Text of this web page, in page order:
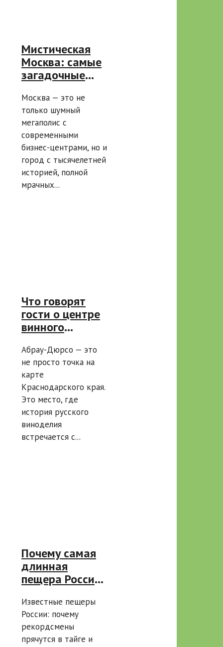
Мистическая
Москва: самые
загадочные
Кремля до
Сокольников
Москва — это не
только шумный
мегаполис с
современными
бизнес-центрами, но и
город с тысячелетней
историей, полной
мрачных...
Что говорят
гости о центре
винного
Дюрсо: 3
главных
впечатления
Абрау-Дюрсо — это
не просто точка на
карте
Краснодарского края.
Это место, где
история русского
виноделия
встречается с...
Почему самая
длинная
пещера России
сибирской
тайге, а самая
глубокая носит
имя персонажа
Известные пещеры
России: почему
рекордсмены
прячутся в тайге и